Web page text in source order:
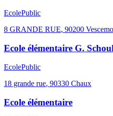
EcolePublic
8 GRANDE RUE, 90200
Ecole élémentaire G.
EcolePublic
18 grande rue, 90330 Chaux
Ecole élémentaire